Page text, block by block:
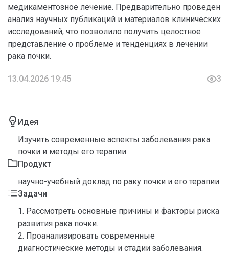
медикаментозное лечение. Предварительно проведен
анализ научных публикаций и материалов клинических
исследований, что позволило получить целостное
представление о проблеме и тенденциях в лечении
рака почки.
13.04.2026 19:45 3
Идея
Изучить современные аспекты заболевания рака
почки и методы его терапии.
Продукт
научно-учебный доклад по раку почки и его терапии
Задачи
1. Рассмотреть основные причины и факторы риска
развития рака почки.
2. Проанализировать современные
диагностические методы и стадии заболевания.